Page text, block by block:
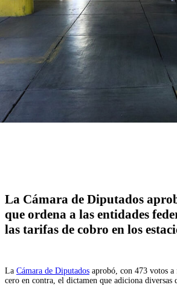
La Cámara de Diputados
que ordena a las entidades
las tarifas de cobro en los
La Cámara de Diputados aprobó, con 473 votos
cero en contra, el dictamen que adiciona diversas